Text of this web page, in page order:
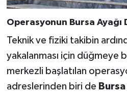
Operasyonun Bursa Ayağı
Teknik ve fiziki takibin
yakalanması için düğmeye
merkezli başlatılan
adreslerinden biri de Bursa